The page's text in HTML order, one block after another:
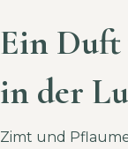
Ein
in der
Zimt und